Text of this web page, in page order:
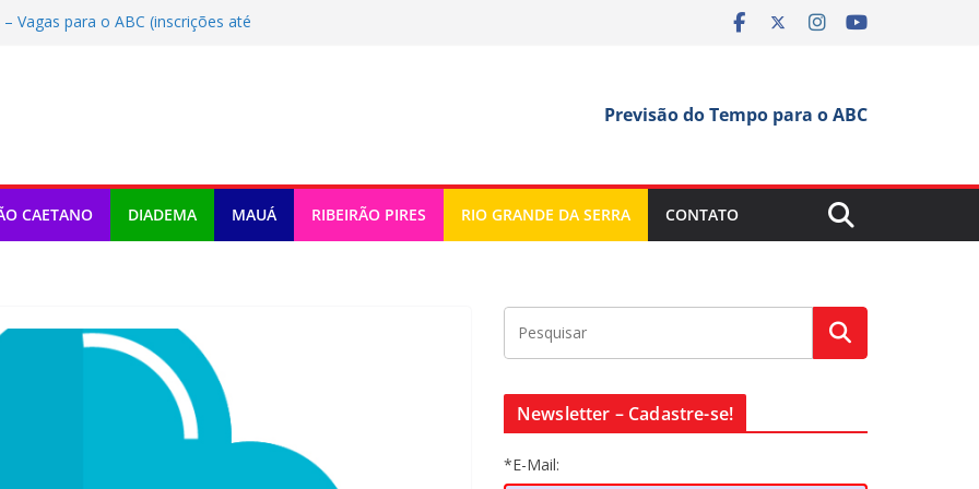
– Vagas para o ABC (inscrições até
celebra 25 anos
São Caetano inicia implantação do
inicia em São Bernardo
Previsão do Tempo para o ABC
CAETANO DIADEMA MAUÁ RIBEIRÃO PIRES RIO GRANDE DA SERRA CONTATO
Newsletter – Cadastre-se!
*E-Mail: